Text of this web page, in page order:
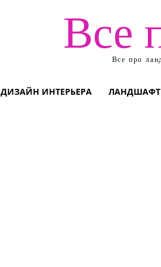
Все
Все про
ДИЗАЙН ИНТЕРЬЕРА